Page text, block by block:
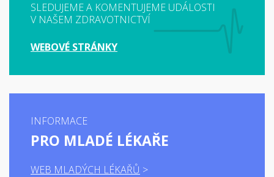
SLEDUJEME A KOMENTUJEME UDÁLOSTI
V NAŠEM ZDRAVOTNICTVÍ
WEBOVÉ STRÁNKY
INFORMACE
PRO MLADÉ LÉKAŘE
WEB MLADÝCH LÉKAŘŮ